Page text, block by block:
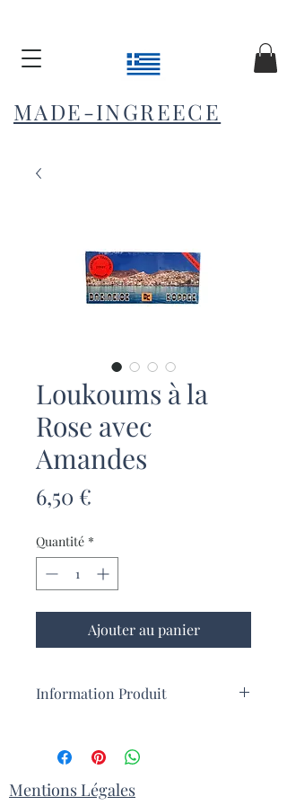
MADE-INGREECE
Loukoums à la
Rose avec
Amandes
6,50 €
Quantité *
Ajouter au panier
Information Produit
morceaux d'amande ont
été confectionés sur l'île de Syros, en
Grèce, où la tradition de fabrication de
Mentions Légales